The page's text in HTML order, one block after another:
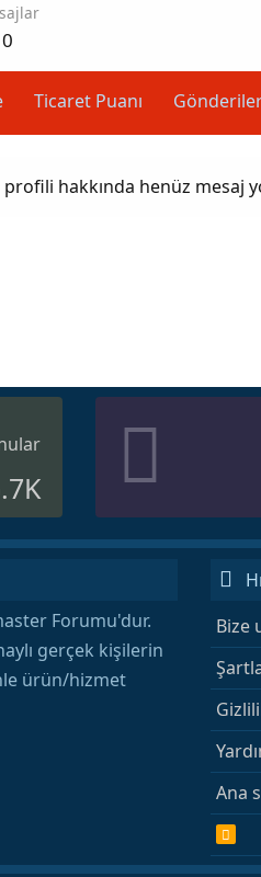
0
Ticaret Puanı
profili hakkında henüz mesaj
Forumu'dur.
gerçek kişilerin
ürün/hizmet
Bize
Ana
R
S
S